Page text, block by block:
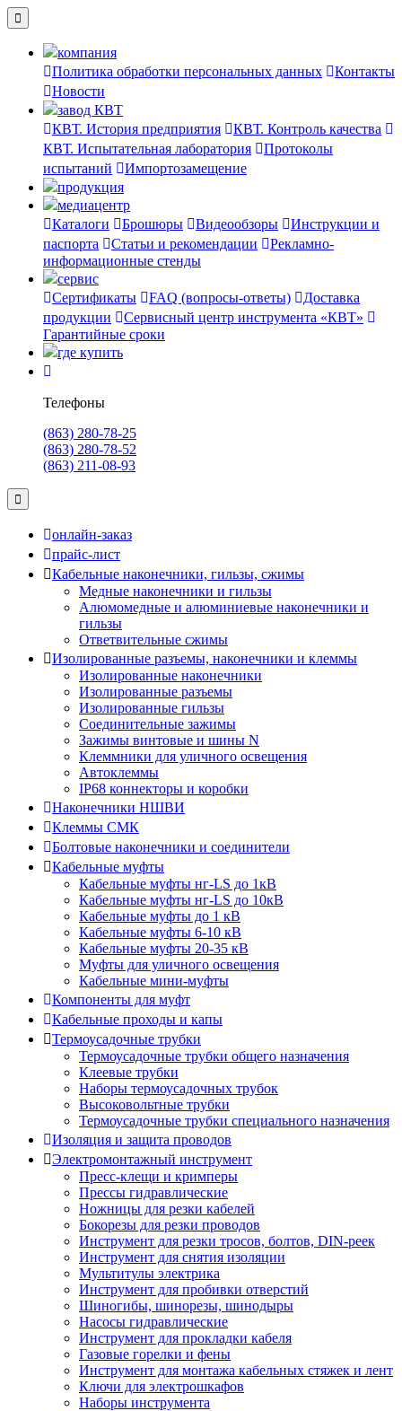
компания
Политика обработки персональных данных
Контакты
Новости
завод КВТ
КВТ. История предприятия
КВТ. Контроль качества
КВТ. Испытательная лаборатория
Протоколы
испытаний
Импортозамещение
продукция
медиацентр
Каталоги
Брошюры Видеообзоры
Инструкции и
паспорта
Статьи и рекомендации
Рекламно-
информационные стенды
сервис
Сертификаты
FAQ (вопросы-ответы)
Доставка
продукции
Сервисный центр инструмента «КВТ»
Гарантийные сроки
где купить
Телефоны
(863) 280-78-25
(863) 280-78-52
(863) 211-08-93
онлайн-заказ
прайс-лист
Кабельные наконечники, гильзы, сжимы
Медные наконечники и гильзы
Алюмомедные и алюминиевые наконечники и
гильзы
Ответвительные сжимы
Изолированные разъемы, наконечники и клеммы
Изолированные наконечники
Изолированные разъемы
Изолированные гильзы
Соединительные зажимы
Зажимы винтовые и шины N
Клеммники для уличного освещения
Автоклеммы
IP68 коннекторы и коробки
Наконечники НШВИ
Клеммы СМК
Болтовые наконечники и соединители
Кабельные муфты
Кабельные муфты нг-LS до 1кВ
Кабельные муфты нг-LS до 10кВ
Кабельные муфты до 1 кВ
Кабельные муфты 6-10 кВ
Кабельные муфты 20-35 кВ
Муфты для уличного освещения
Кабельные мини-муфты
Компоненты для муфт
Кабельные проходы и капы
Термоусадочные трубки
Термоусадочные трубки общего назначения
Клеевые трубки
Наборы термоусадочных трубок
Высоковольтные трубки
Термоусадочные трубки специального назначения
Изоляция и защита проводов
Электромонтажный инструмент
Пресс-клещи и кримперы
Прессы гидравлические
Ножницы для резки кабелей
Бокорезы для резки проводов
Инструмент для резки тросов, болтов, DIN-реек
Инструмент для снятия изоляции
Мультитулы электрика
Инструмент для пробивки отверстий
Шиногибы, шинорезы, шинодыры
Насосы гидравлические
Инструмент для прокладки кабеля
Газовые горелки и фены
Инструмент для монтажа кабельных стяжек и лент
Ключи для электрошкафов
Наборы инструмента